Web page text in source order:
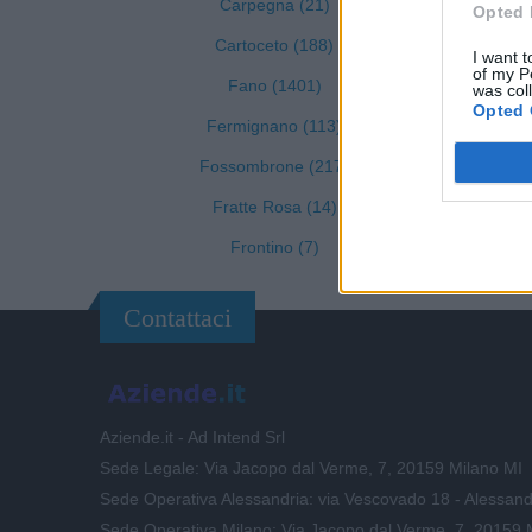
Opted
I want
of my
was
Opted
Carpegna (21)
Cartoceto (188)
Fano (1401)
Fermignano (113)
Fossombrone (217)
Fratte Rosa (14)
Frontino (7)
Contattaci
Aziende.it - Ad Intend Srl
Sede Legale: Via Jacopo dal Verme, 7, 20159 Milano MI
Sede Operativa Alessandria: via Vescovado 18 -